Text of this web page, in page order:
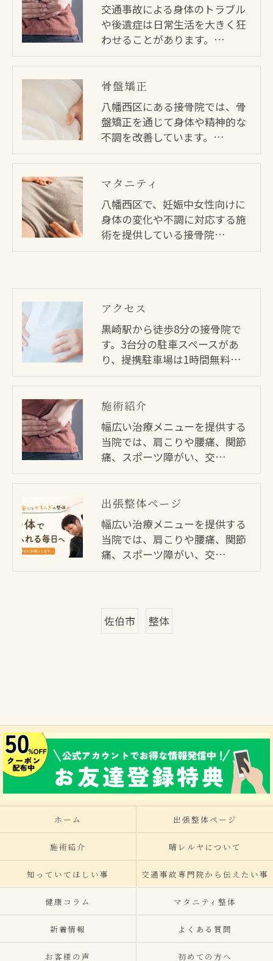
交通事故による身体のトラブル
や後遺症は日常生活を大きく狂
わせることがあります。…
骨盤矯正
八幡西区にある接骨院では、骨
盤矯正を通じて身体や精神的な
不調を改善しています。…
マタニティ
八幡西区で、妊娠中女性向けに
身体の変化や不調に対応する施
術を提供している接骨院…
アクセス
黒崎駅から徒歩8分の接骨院で
す。3台分の駐車スペースがあ
り、提携駐車場は1時間無料…
施術紹介
幅広い治療メニューを提供する
当院では、肩こりや腰痛、関節
痛、スポーツ障がい、交…
出張整体ページ
幅広い治療メニューを提供する
当院では、肩こりや腰痛、関節
痛、スポーツ障がい、交…
佐伯市 整体
ホーム 出張整体ページ
施術紹介 晴レルヤについて
知っていてほしい事 交通事故専門院から伝えたい事
健康コラム マタニティ整体
新着情報 よくある質問
お客様の声 初めての方へ